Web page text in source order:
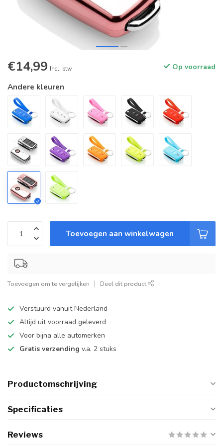
€14,99 Incl. btw Op voorraad
Andere kleuren
Toevoegen aan winkelwagen
Toevoegen om te vergelijken Deel dit product
Verstuurd vanuit Nederland
Altijd uit voorraad geleverd
Voor bijna alle automerken
Gratis verzending v.a. 2 stuks
Productomschrijving
Specificaties
Reviews